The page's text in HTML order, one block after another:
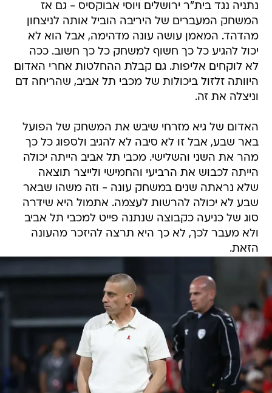
נתניה נגד בית"ר ירושלים ויוסי אבוקסיס - גם אז
המשחק המעברים של היריבה הוביל אותה לניצחון
מהדהד. המאמן עושה עונה מדהימה, אבל הוא לא
יכול להגיע כל כך חשוף למשחק כל כך חשוב. ככה
לא לוקחים אליפות. גם קבלת ההחלטות אחרי האדום
היוותה זלזול ביכולות של מכבי תל אביב, שהריחה דם
וניצלה את זה.
האדום של גיא מזרחי שיבש את המשחק של הפועל
באר שבע, אבל זו לא סיבה לא להגיב ולספוג כל כך
מהר את השני והשלישי. מכבי תל אביב הייתה יכולה
הייתה לכבוש את הרביעי והחמישי ולייצר תוצאה
שלא נראתה שנים במשחק עונה - וזה משהו שבאר
שבע לא יכולה להרשות לעצמה. אתמול היא שידרה
סוג של כניעה כקבוצה שנתנה פייט למכבי תל אביב
ולא מעבר לכך, לא כך היא תרצה להיזכר מהעונה
הזאת.